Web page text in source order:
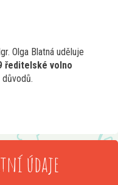
Olga Blatná uděluje
ředitelské volno
údaje